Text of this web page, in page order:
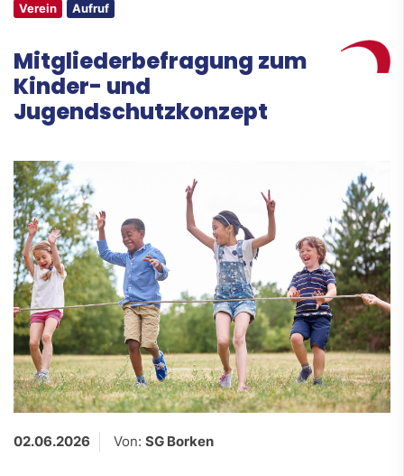
Verein Aufruf
Mitgliederbefragung zum
Kinder- und
Jugendschutzkonzept
02.06.2026 Von: SG Borken